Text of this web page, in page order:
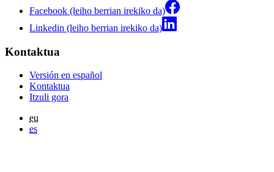
Facebook (leiho berrian irekiko da)
Linkedin (leiho berrian irekiko da)
Kontaktua
Versión en español
Kontaktua
Itzuli gora
eu
es